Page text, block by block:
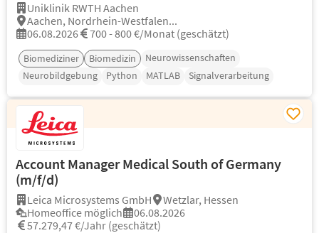
Uniklinik RWTH Aachen
Aachen, Nordrhein-Westfalen...
06.08.2026
700 - 800 €/Monat (geschätzt)
Biomediziner Biomedizin
Neurowissenschaften
Neurobildgebung
Python MATLAB Signalverarbeitung
Account Manager Medical South of Germany
(m/f/d)
Leica Microsystems GmbH
Wetzlar, Hessen
Homeoffice möglich
06.08.2026
57.279,47 €/Jahr (geschätzt)